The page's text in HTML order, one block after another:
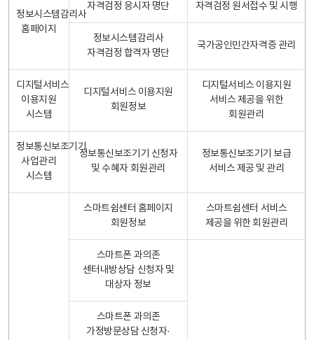
정보시스템감리사
홈페이지
자격검정 응시자 명단
자격검정 원서접수 및 시행
정보시스템감리사
자격검정 합격자 명단
국가공인민간자격증 관리
디지털서비스
이용지원
시스템
디지털서비스 이용지원
회원정보
디지털서비스 이용지원
서비스 제공을 위한
회원관리
정보통신보조기기
사업관리
시스템
정보통신보조기기 신청자
및 수혜자 회원관리
정보통신보조기기 보급
서비스 제공 및 관리
스마트쉼센터 홈페이지
회원정보
스마트쉼센터 서비스
제공을 위한 회원관리
스마트폰 과의존
센터내방상담 신청자 및
대상자 정보
스마트폰 과의존
가정방문상담 신청자·